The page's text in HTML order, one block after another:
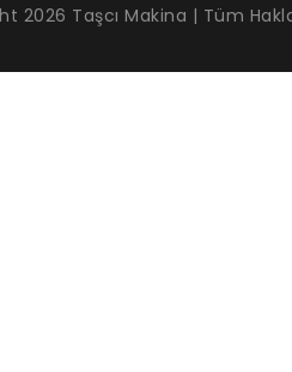
2026 Taşcı Makina | Tüm